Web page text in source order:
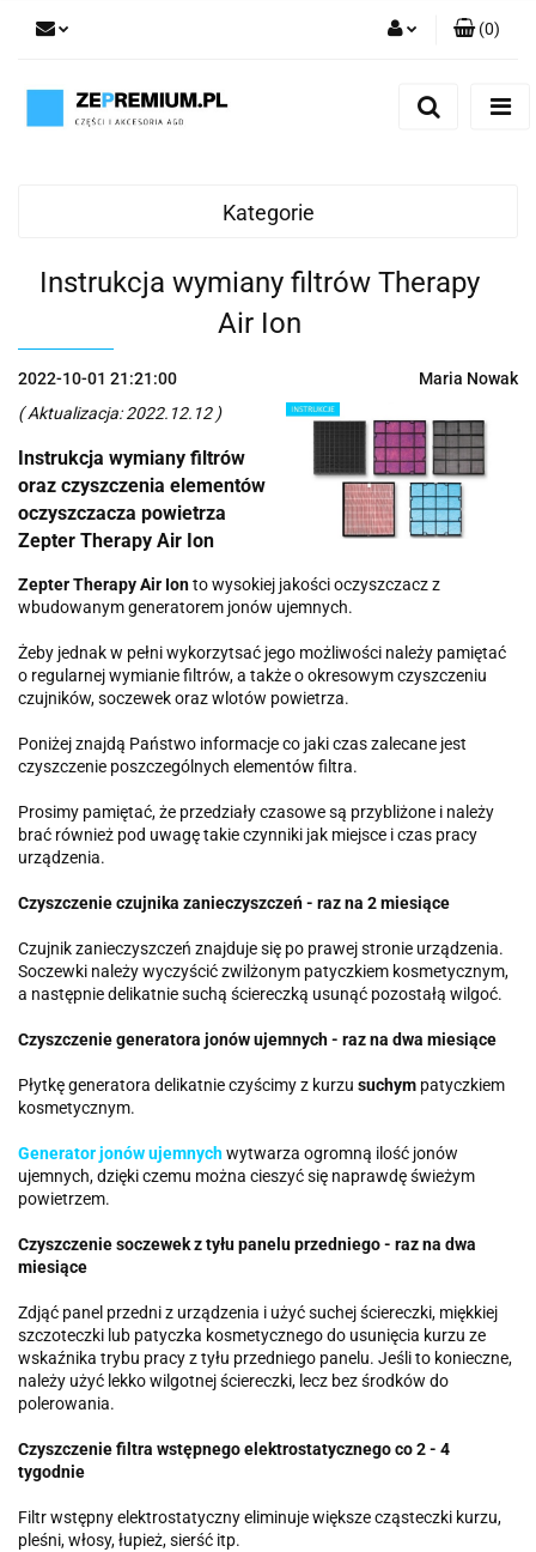
(0)
Kategorie
Instrukcja wymiany filtrów Therapy
Air Ion
2022-10-01 21:21:00
Maria Nowak
( Aktualizacja: 2022.12.12 )
Instrukcja wymiany filtrów
oraz czyszczenia elementów
oczyszczacza powietrza
Zepter Therapy Air Ion
Zepter Therapy Air Ionto wysokiej jakości oczyszczacz z
wbudowanym generatorem jonów ujemnych.
Żeby jednak w pełni wykorzytsać jego możliwości należy pamiętać
o regularnej wymianie filtrów, a także o okresowym czyszczeniu
czujników, soczewek oraz wlotów powietrza.
Poniżej znajdą Państwo informacje co jaki czas zalecane jest
czyszczenie poszczególnych elementów filtra.
Prosimy pamiętać, że przedziały czasowe są przybliżone i należy
brać również pod uwagę takie czynniki jak miejsce i czas pracy
urządzenia.
Czyszczenie czujnika zanieczyszczeń - raz na 2 miesiące
Czujnik zanieczyszczeń znajduje się po prawej stronie urządzenia.
Soczewki należy wyczyścić zwilżonym patyczkiem kosmetycznym,
a następnie delikatnie suchą ściereczką usunąć pozostałą wilgoć.
Czyszczenie generatora jonów ujemnych - raz na dwa miesiące
Płytkę generatora delikatnie czyścimy z kurzu suchym patyczkiem
kosmetycznym.
Generator jonów ujemnychwytwarza ogromną ilość jonów
ujemnych, dzięki czemu można cieszyć się naprawdę świeżym
powietrzem.
Czyszczenie soczewek z tyłu panelu przedniego - raz na dwa
miesiące
Zdjąć panel przedni z urządzenia i użyć suchej ściereczki, miękkiej
szczoteczki lub patyczka kosmetycznego do usunięcia kurzu ze
wskaźnika trybu pracy z tyłu przedniego panelu. Jeśli to konieczne,
należy użyć lekko wilgotnej ściereczki, lecz bez środków do
polerowania.
Czyszczenie filtra wstępnego elektrostatycznego co 2 - 4
tygodnie
Filtr wstępny elektrostatyczny eliminuje większe cząsteczki kurzu,
pleśni, włosy, łupież, sierść itp.